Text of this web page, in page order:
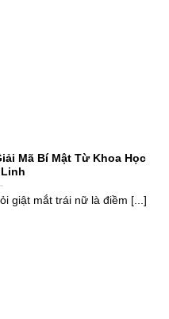
Mã Bí Mật Từ Khoa Học
Linh
giật mắt trái nữ là điềm [...]